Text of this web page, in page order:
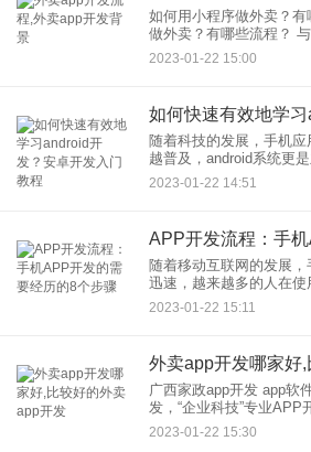
如何用小程序做外卖？
做外卖？有哪些流程？ 与第三方外卖平台，也就是
某个团体，某某平台相比
0佣金：传统的第三方外
2023-01-22 15:00
随着科技的发展，手机
越普及，android系统更
要在android开发领域有
开始，了解android开发
2023-01-22 14:51
随着移动互联网的发展
迅速，越来越多的人在使
开发提供了极大的机遇。
时，往往需要按照一定的
2023-01-22 15:11
外卖app开发哪家好
广西家政app开发 app软
发，“企业科技”专业APP
能报价，国内优质app开
制， APP开发，我们更
2023-01-22 15:30